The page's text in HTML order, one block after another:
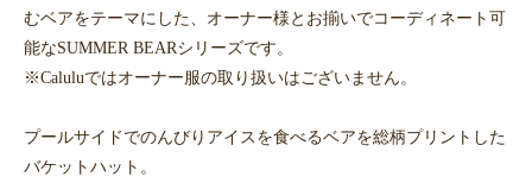
むベアをテーマにした、オーナー様とお揃いでコーディネート可
能なSUMMER BEARシリーズです。
※Caluluではオーナー服の取り扱いはございません。
プールサイドでのんびりアイスを食べるベアを総柄プリントした
バケットハット。